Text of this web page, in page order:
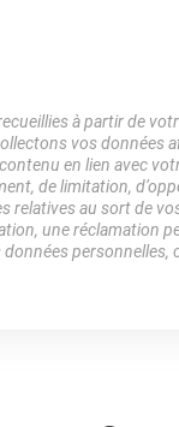
à partir de
vos données
en lien avec
de limitation,
au sort de
une réclamation
personnelles,